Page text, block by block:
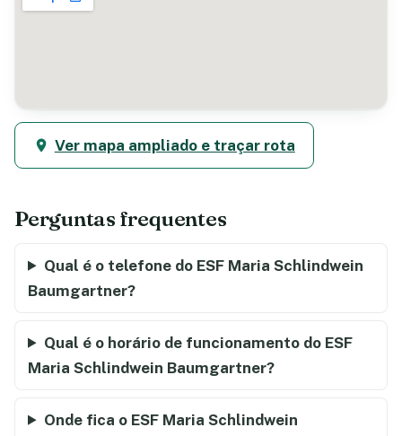
Ver mapa ampliado e traçar rota
Perguntas frequentes
Qual é o telefone do ESF Maria Schlindwein
Baumgartner?
Qual é o horário de funcionamento do ESF
Maria Schlindwein Baumgartner?
Onde fica o ESF Maria Schlindwein